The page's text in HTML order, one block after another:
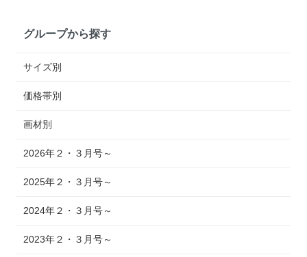
グループから探す
サイズ別
価格帯別
画材別
2026年２・３月号～
2025年２・３月号～
2024年２・３月号～
2023年２・３月号～